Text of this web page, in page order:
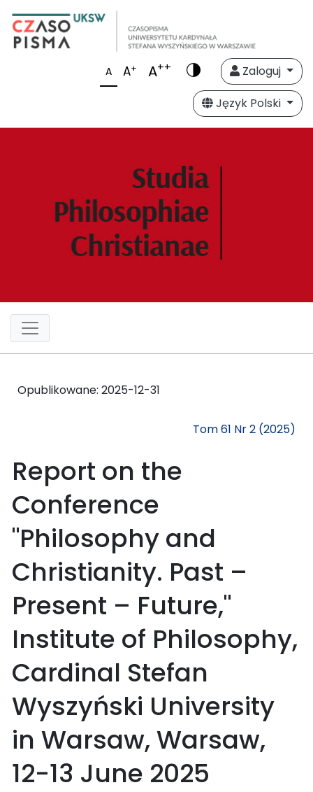
A A+ A++
Zaloguj
Język Polski
Opublikowane: 2025-12-31
Tom 61 Nr 2 (2025)
Report on the
Conference
"Philosophy and
Christianity. Past –
Present – Future,"
Institute of Philosophy,
Cardinal Stefan
Wyszyński University
in Warsaw, Warsaw,
12-13 June 2025